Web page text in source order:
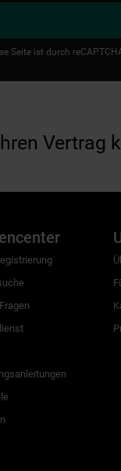
Seite ist durch
Vertrag